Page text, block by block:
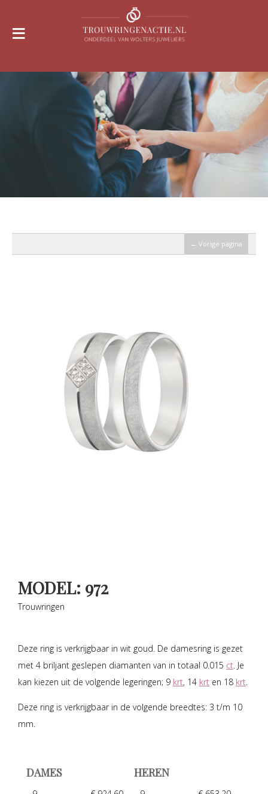
≡
← Vorige pagina
MODEL: 972
Trouwringen
Deze ring is verkrijgbaar in wit goud. De damesring is gezet
met 4 briljant geslepen diamanten van in totaal 0.015 ct. Je
kan kiezen uit de volgende legeringen; 9 krt, 14 krt en 18 krt.
Deze ring is verkrijgbaar in de volgende breedtes: 3 t/m 10
mm.
DAMES HEREN